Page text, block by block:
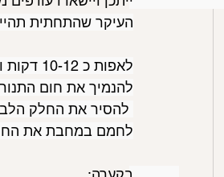
העיקר שהתחתית
לאפות כ 10-12 דקות ולהוציא מהתנור
להנמיך את חום התנור ל 170
לחמם במחבת את